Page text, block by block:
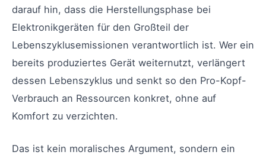
darauf hin, dass die Herstellungsphase bei
Elektronikgeräten für den Großteil der
Lebenszyklusemissionen verantwortlich ist. Wer ein
bereits produziertes Gerät weiternutzt, verlängert
dessen Lebenszyklus und senkt so den Pro-Kopf-
Verbrauch an Ressourcen konkret, ohne auf
Komfort zu verzichten.
Das ist kein moralisches Argument, sondern ein